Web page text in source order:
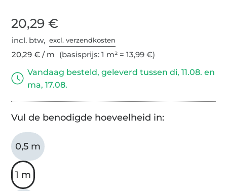
20,29 €
incl. btw,excl. verzendkosten
20,29 € / m (basisprijs: 1 m² = 13,99 €)
Vandaag besteld, geleverd tussen di, 11.08. en
ma, 17.08.
Vul de benodigde hoeveelheid in:
0,5 m
1 m